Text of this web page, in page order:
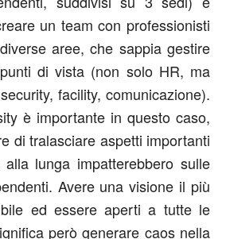
un team con professionisti
aree, che sappia gestire
di vista (non solo HR, ma
facility, comunicazione).
è importante in questo caso,
di tralasciare aspetti importanti
lunga impatterebbero sulle
Avere una visione il più
ed essere aperti a tutte le
però generare caos nella